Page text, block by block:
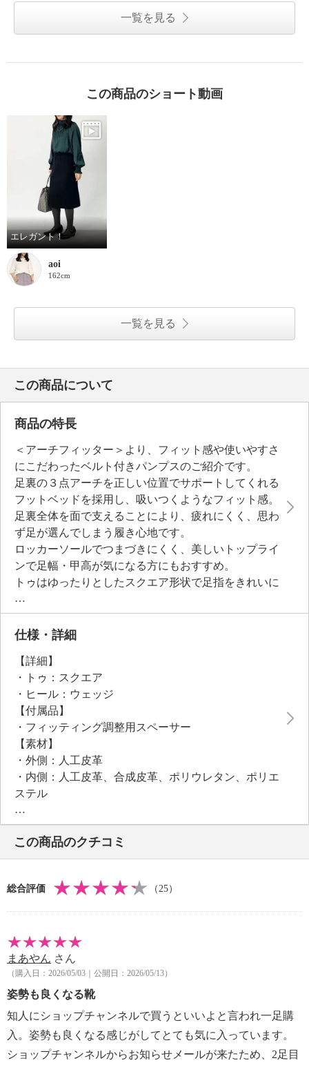
一覧を見る
この商品のショート動画
エレガント！
aoi
162cm
一覧を見る
この商品について
商品の特長
＜アーチフィッター＞より、フィット感や使いやすさ
にこだわったベルト付きパンプスのご紹介です。
足裏の３点アーチを正しい位置でサポートしてくれる
フットベッドを採用し、吸いつくようなフィット感。
足裏全体を面で支えることにより、疲れにくく、思わ
ず足が選んでしまう履き心地です。
ロッカーソールでつまづきにくく、美しいトップライ
ンで足幅・甲高が気になる方にもおすすめ。
トゥはゆったりとしたスクエア形状で足指をきれいに
整え、重なりにくいのも魅力。
付属のフィッティング調整用スペーサーを使えば、ス
トッキングやソックスなどの履きものや足の状態に合
ただけます。
美しく上品にまとめたデザインで、ワンピースからデ
ニムまでシーンや装いを選ばず合わせやすく、使いや
すい一足に仕上げました。
仕様・詳細
【詳細】
・トゥ：スクエア
・ヒール：ウェッジ
【付属品】
・フィッティング調整用スペーサー
【素材】
・外側：人工皮革
・内側：人工皮革、合成皮革、ポリウレタン、ポリエ
ステル
・アウトソール：合成底
【サイズ（その他）】
・ヒールの高さ：約４ｃｍ
・前側着地点厚み：約０．５ｃｍ
※インソール含まず
【ワイズ】
時：Ｅ〜２Ｅ）
【重さ】
・片足約２５５ｇ（サイズにより多少の差異あり）
【使用上の注意】
・次の方は医師にご相談の上、ご使用ください
・血行障害や糖尿病等から神経障害を起こされ、痛
みを感じにくくなっている方
・足に障害をお持ちの方や治療中の方
この商品のクチコミ
総合評価 （25）
まあやん さん
（購入日：2026/05/03｜公開日：2026/05/13）
姿勢も良くなる靴
知人にショップチャンネルで買うといいよと言われ一足購
入。姿勢も良くなる感じがしてとても気に入っています。
ショップチャンネルからお知らせメールが来たため、2足目